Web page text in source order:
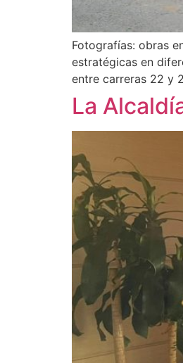
Fotografías: obras
estratégicas en
entre carreras 22 y
La